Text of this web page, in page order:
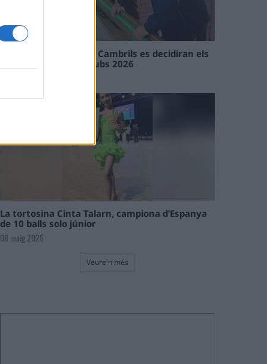
En les tirades de Flix i Cambrils es decidiran els
campions de l’Interclubs 2026
La tortosina Cinta Talarn, campiona d’Espanya
de 10 balls solo júnior
08 maig 2026
Veure'n més